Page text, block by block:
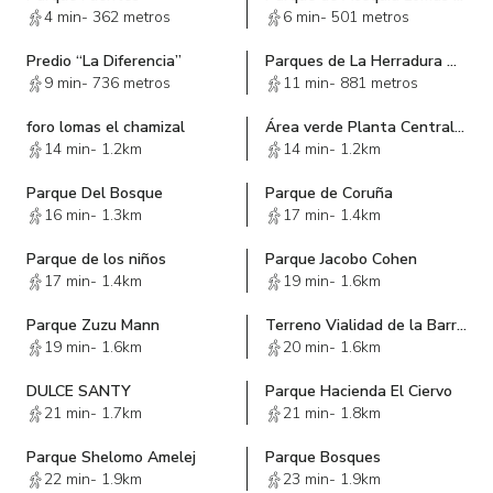
4 min- 362 metros
6 min- 501 metros
Predio “La Diferencia”
9 min- 736 metros
Parques de La Herradura Huixquilucan Edo Mex
11 min- 881 metros
foro lomas el chamizal
14 min- 1.2km
Área verde Planta Central de herramientas
14 min- 1.2km
Parque Del Bosque
16 min- 1.3km
Parque de Coruña
17 min- 1.4km
Parque de los niños
17 min- 1.4km
Parque Jacobo Cohen
19 min- 1.6km
Parque Zuzu Mann
19 min- 1.6km
Terreno Vialidad de la Barranca
20 min- 1.6km
DULCE SANTY
21 min- 1.7km
Parque Hacienda El Ciervo
21 min- 1.8km
Parque Shelomo Amelej
22 min- 1.9km
Parque Bosques
23 min- 1.9km